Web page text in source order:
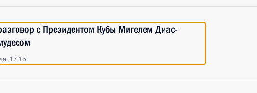
с Президентом Кубы Мигелем Диас-
17:15